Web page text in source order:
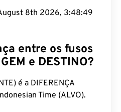
8th 2026, 3:48:50
entre os fusos
e DESTINO?
é a DIFERENÇA
Time (ALVO).